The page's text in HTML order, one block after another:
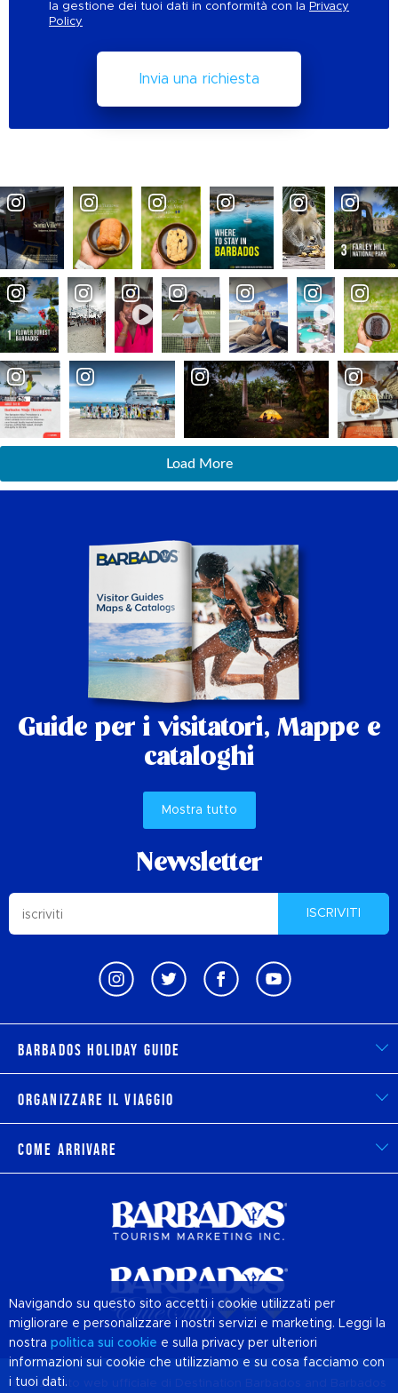
la gestione dei tuoi dati in conformità con la Privacy
Policy
Load More
Guide per i visitatori, Mappe e
cataloghi
Mostra tutto
Newsletter
ISCRIVITI
Barbados Holiday Guide
Organizzare il viaggio
Come arrivare
© 2026 Sito web ufficiale di Destination
Navigando su questo sito accetti i cookie utilizzati per
migliorare e personalizzare i nostri servizi e marketing. Leggi la
nostra politica sui cookie e sulla privacy per ulteriori
informazioni sui cookie che utilizziamo e su cosa facciamo con
i tuoi dati.